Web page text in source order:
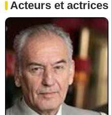
Acteurs et actrices